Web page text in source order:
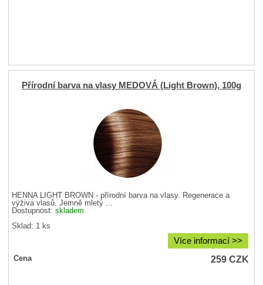
Přírodní barva na vlasy MEDOVÁ (Light Brown), 100g
HENNA LIGHT BROWN - přírodní barva na vlasy. Regenerace a
výživa vlasů. Jemně mletý ...
Dostupnost:skladem
Sklad: 1 ks
Více informací >>
Cena 259CZK